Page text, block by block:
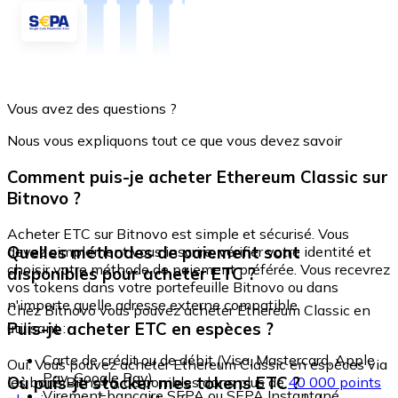
Vous avez des questions ?
Nous vous expliquons tout ce que vous devez savoir
Comment puis-je acheter Ethereum Classic sur
Bitnovo ?
Acheter ETC sur Bitnovo est simple et sécurisé. Vous
devez simplement vous inscrire, vérifier votre identité et
choisir votre méthode de paiement préférée. Vous recevrez
vos tokens dans votre portefeuille Bitnovo ou dans
n'importe quelle adresse externe compatible.
Quelles méthodes de paiement sont
disponibles pour acheter ETC ?
Chez Bitnovo vous pouvez acheter Ethereum Classic en
utilisant :
Carte de crédit ou de débit (Visa, Mastercard, Apple
Pay, Google Pay)
Puis-je acheter ETC en espèces ?
Oui. Vous pouvez acheter Ethereum Classic en espèces via
les bons Bitnovo, disponibles dans plus de40 000 points
Où puis-je stocker mes tokens ETC ?